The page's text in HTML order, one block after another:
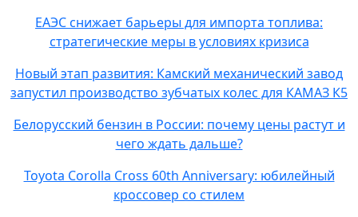
ЕАЭС снижает барьеры для импорта топлива:
стратегические меры в условиях кризиса
Новый этап развития: Камский механический завод
запустил производство зубчатых колес для КАМАЗ К5
Белорусский бензин в России: почему цены растут и
чего ждать дальше?
Toyota Corolla Cross 60th Anniversary: юбилейный
кроссовер со стилем